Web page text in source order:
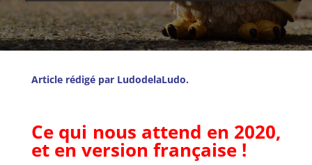
Article rédigé par LudodelaLudo.
Ce qui nous attend en 2020,
et en version française !